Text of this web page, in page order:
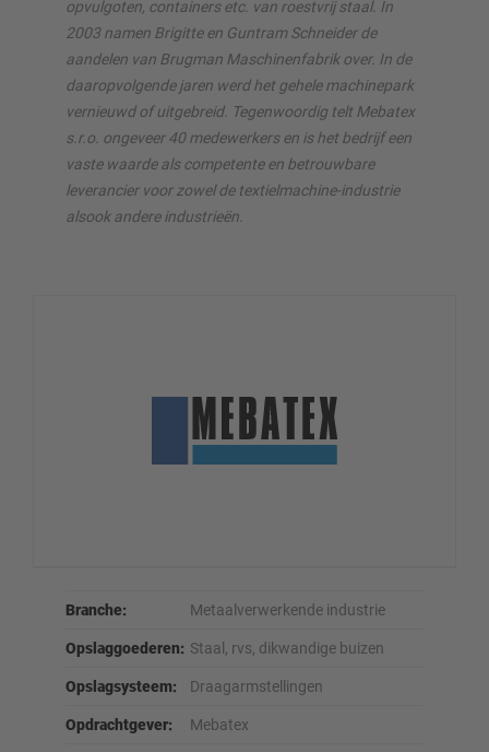
opvulgoten, containers etc. van roestvrij staal. In
2003 namen Brigitte en Guntram Schneider de
aandelen van Brugman Maschinenfabrik over. In de
daaropvolgende jaren werd het gehele machinepark
vernieuwd of uitgebreid. Tegenwoordig telt Mebatex
s.r.o. ongeveer 40 medewerkers en is het bedrijf een
vaste waarde als competente en betrouwbare
leverancier voor zowel de textielmachine-industrie
alsook andere industrieën.
Branche: Metaalverwerkende industrie
Opslaggoederen: Staal, rvs, dikwandige buizen
Opslagsysteem: Draagarmstellingen
Opdrachtgever: Mebatex